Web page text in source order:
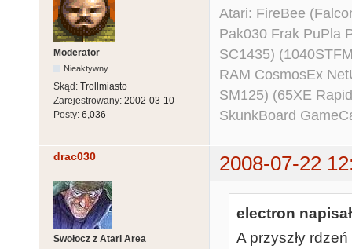
Moderator
Nieaktywny
Skąd: Trollmiasto
Zarejestrowany: 2002-03-10
Posty: 6,036
Atari: FireBee
Pak030 Frak PuPla
SC1435)
RAM CosmosEx
SM125) (65XE
SkunkBoard
drac030 2008-07-22
Swołocz z Atari Area
electron
A przyszły